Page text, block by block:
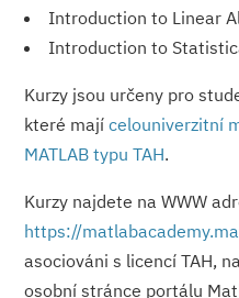
Introduction to Linear
Introduction to
Kurzy jsou určeny pro
které majícelouniverzitní
MATLAB typu TAH.
Kurzy najdete na WWW
https://
asociováni s licencí TAH,
osobní stránce portálu